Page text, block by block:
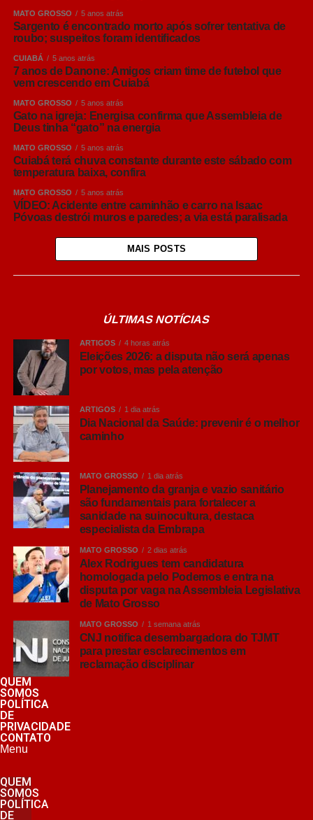
MATO GROSSO 5 anos atrás
Sargento é encontrado morto após sofrer tentativa de
roubo; suspeitos foram identificados
CUIABÁ 5 anos atrás
7 anos de Danone: Amigos criam time de futebol que
vem crescendo em Cuiabá
MATO GROSSO 5 anos atrás
Gato na igreja: Energisa confirma que Assembleia de
Deus tinha “gato” na energia
MATO GROSSO 5 anos atrás
Cuiabá terá chuva constante durante este sábado com
temperatura baixa, confira
MATO GROSSO 5 anos atrás
VÍDEO: Acidente entre caminhão e carro na Isaac
Póvoas destrói muros e paredes; a via está paralisada
MAIS POSTS
ÚLTIMAS NOTÍCIAS
ARTIGOS 4 horas atrás
Eleições 2026: a disputa não será apenas
por votos, mas pela atenção
ARTIGOS 1 dia atrás
Dia Nacional da Saúde: prevenir é o melhor
caminho
MATO GROSSO 1 dia atrás
Planejamento da granja e vazio sanitário
são fundamentais para fortalecer a
sanidade na suinocultura, destaca
especialista da Embrapa
MATO GROSSO 2 dias atrás
Alex Rodrigues tem candidatura
homologada pelo Podemos e entra na
disputa por vaga na Assembleia Legislativa
de Mato Grosso
MATO GROSSO 1 semana atrás
CNJ notifica desembargadora do TJMT
para prestar esclarecimentos em
reclamação disciplinar
QUEM
SOMOS
POLÍTICA
DE
PRIVACIDADE
CONTATO
Menu
QUEM
SOMOS
POLÍTICA
DE